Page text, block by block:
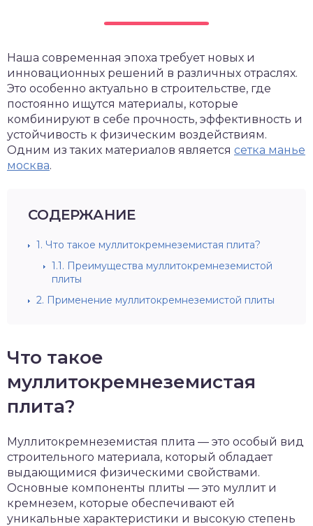
Наша современная эпоха требует новых и
инновационных решений в различных отраслях.
Это особенно актуально в строительстве, где
постоянно ищутся материалы, которые
комбинируют в себе прочность, эффективность и
устойчивость к физическим воздействиям.
Одним из таких материалов является сетка манье
москва.
СОДЕРЖАНИЕ
1. Что такое муллитокремнеземистая плита?
1.1. Преимущества муллитокремнеземистой
плиты
2. Применение муллитокремнеземистой плиты
Что такое
муллитокремнеземистая
плита?
Муллитокремнеземистая плита — это особый вид
строительного материала, который обладает
выдающимися физическими свойствами.
Основные компоненты плиты — это муллит и
кремнезем, которые обеспечивают ей
уникальные характеристики и высокую степень